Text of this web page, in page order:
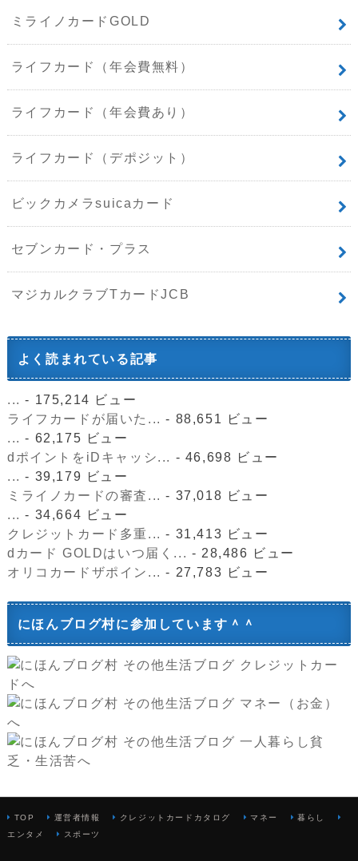
ミライノカードGOLD
ライフカード（年会費無料）
ライフカード（年会費あり）
ライフカード（デポジット）
ビックカメラsuicaカード
セブンカード・プラス
マジカルクラブTカードJCB
よく読まれている記事
... - 175,214 ビュー
ライフカードが届いた... - 88,651 ビュー
... - 62,175 ビュー
dポイントをiDキャッシ... - 46,698 ビュー
... - 39,179 ビュー
ミライノカードの審査... - 37,018 ビュー
... - 34,664 ビュー
クレジットカード多重... - 31,413 ビュー
dカード GOLDはいつ届く... - 28,486 ビュー
オリコカードザポイン... - 27,783 ビュー
にほんブログ村に参加しています＾＾
TOP 運営者情報 クレジットカードカタログ マネー
暮らし
エンタメ
スポーツ